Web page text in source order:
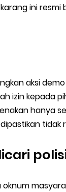
ini resmi
aksi
izin kepada
hanya
tidak